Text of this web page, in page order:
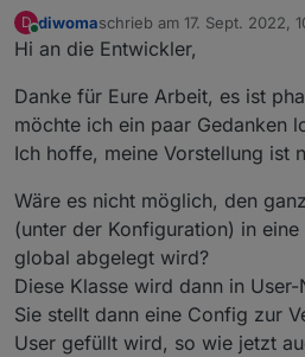
im oberen Skript-Bereich)
Daher am Besten neues
Config-Bereich übertragen.
Auch in derexport const
export const config:
...
Für die Einstellungen des
WIKI entsprechend
ui/wiki/ioBroker-Config-
D
Online
diwomaschrieb am 17. Sept. 2022,
zuletzt editiert von diwoma
Hi an die Entwickler,
Danke für Eure Arbeit, es ist
möchte ich ein paar Gedanken
Ich hoffe, meine Vorstellung ist
Wäre es nicht möglich, den
(unter der Konfiguration) in
global abgelegt wird?
Diese Klasse wird dann in User-
Sie stellt dann eine Config zur
User gefüllt wird, so wie jetzt